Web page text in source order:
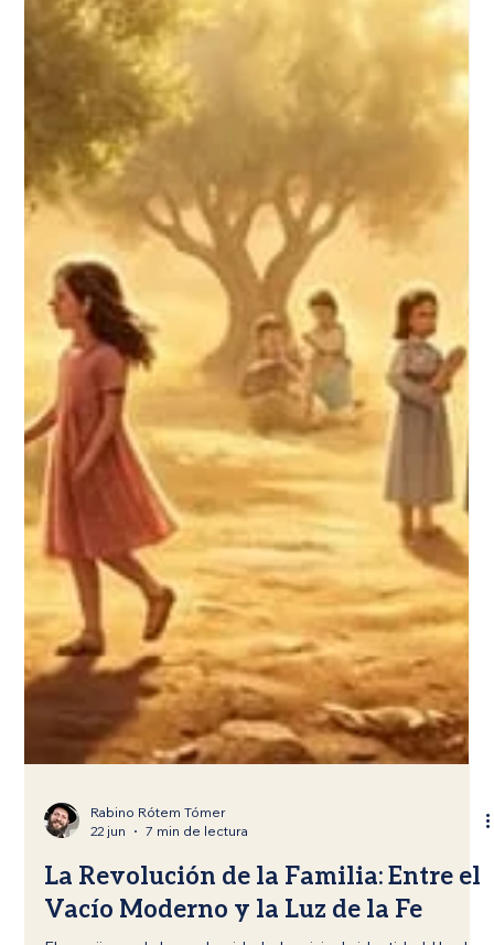
Rabino Rótem Tómer
22 jun
7 min de lectura
La Revolución de la Familia: Entre el